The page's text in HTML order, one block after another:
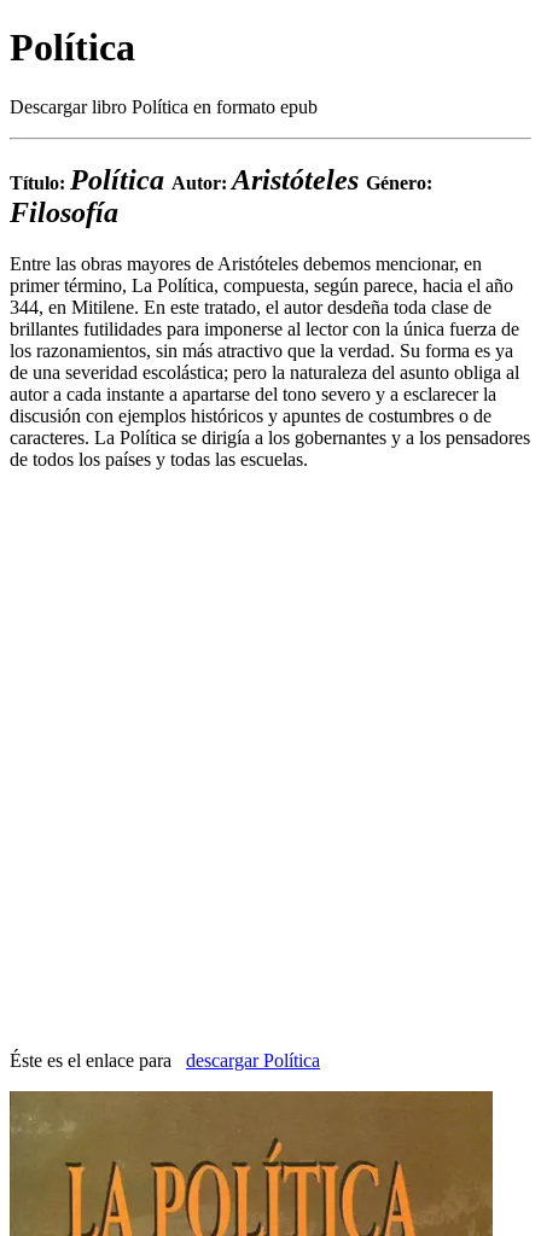
Política
Descargar libro Política en formato epub
Título: Política Autor: Aristóteles Género:
Filosofía
Entre las obras mayores de Aristóteles debemos mencionar, en
primer término, La Política, compuesta, según parece, hacia el año
344, en Mitilene. En este tratado, el autor desdeña toda clase de
brillantes futilidades para imponerse al lector con la única fuerza de
los razonamientos, sin más atractivo que la verdad. Su forma es ya
de una severidad escolástica; pero la naturaleza del asunto obliga al
autor a cada instante a apartarse del tono severo y a esclarecer la
discusión con ejemplos históricos y apuntes de costumbres o de
caracteres. La Política se dirigía a los gobernantes y a los pensadores
de todos los países y todas las escuelas.
Éste es el enlace para descargar Política